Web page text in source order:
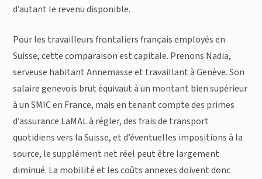
d’autant le revenu disponible.
Pour les travailleurs frontaliers français employés en
Suisse, cette comparaison est capitale. Prenons Nadia,
serveuse habitant Annemasse et travaillant à Genève. Son
salaire genevois brut équivaut à un montant bien supérieur
à un SMIC en France, mais en tenant compte des primes
d’assurance LaMAL à régler, des frais de transport
quotidiens vers la Suisse, et d’éventuelles impositions à la
source, le supplément net réel peut être largement
diminué. La mobilité et les coûts annexes doivent donc